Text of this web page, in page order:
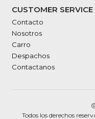
CUSTOMER SERVICE
Contacto
Nosotros
Carro
Despachos
Contactanos
Todos los derechos